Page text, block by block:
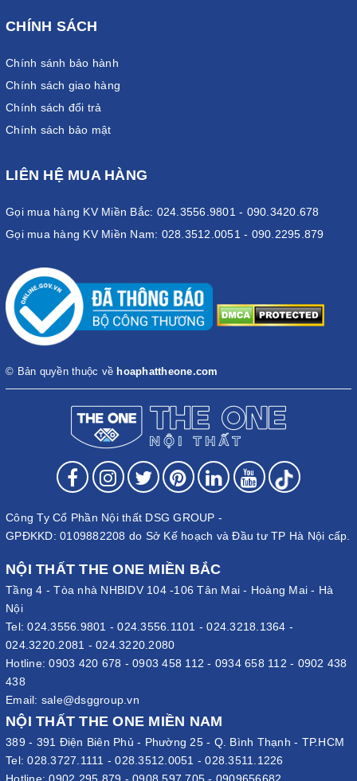
CHÍNH SÁCH
Chính sánh bảo hành
Chính sách giao hàng
Chính sách đổi trả
Chính sách bảo mật
LIÊN HỆ MUA HÀNG
Gọi mua hàng KV Miền Bắc: 024.3556.9801 - 090.3420.678
Gọi mua hàng KV Miền Nam: 028.3512.0051 - 090.2295.879
© Bản quyền thuộc về hoaphattheone.com
Công Ty Cổ Phần Nội thất DSG GROUP -
GPĐKKD: 0109882208 do Sở Kế hoạch và Đầu tư TP Hà Nội cấp.
NỘI THẤT THE ONE MIỀN BẮC
Tầng 4 - Tòa nhà NHBIDV 104 -106 Tân Mai - Hoàng Mai - Hà
Nội
Tel:024.3556.9801 -024.3556.1101 -024.3218.1364 -
024.3220.2081 - 024.3220.2080
Hotline:0903 420 678 - 0903 458 112 - 0934 658 112 - 0902 438
438
Email: sale@dsggroup.vn
NỘI THẤT THE ONE MIỀN NAM
389 - 391 Điện Biên Phủ - Phường 25 - Q. Bình Thạnh - TP.HCM
Tel:028.3727.1111 -028.3512.0051 -028.3511.1226